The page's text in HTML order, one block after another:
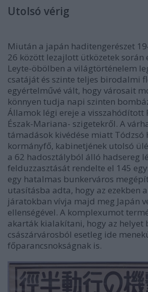
Utolsó vérig
Miután a japán haditengerészet
26 között lezajlott ütközetek során
Leyte-öbölben a világtörténelem
csatáját és szinte teljes birodalmi
egyértelművé vált, hogy városait
könnyen tudja napi szinten
Államok légi ereje a visszahódított
Észak-Mariana- szigetekről. A
támadások kivédése miatt Tódzsó
kormányfő, kabinetjének utolsó
a 62 hadosztályból álló hadsereg
felduzzasztását rendelte el 145
egy hatalmas bunkerváros
utasításba adta, hogy az ezekben
járatokban vívja majd meg Japán
ellenségével. A komplexumot
akarták kialakítani, hogy az helyet
császárvárosból esetleg ide
főparancsnokságnak is.